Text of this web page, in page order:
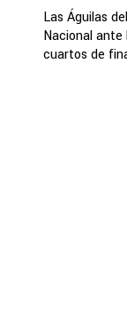
Las Águilas
Nacional ante
cuartos de